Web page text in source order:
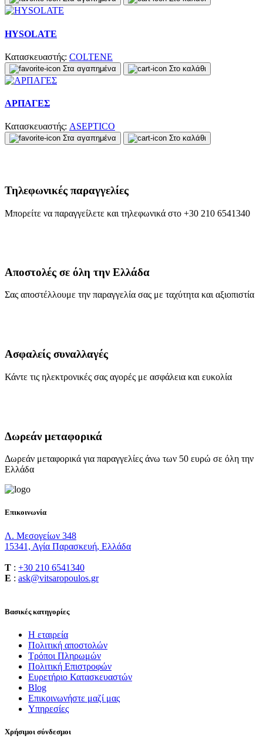
HYSOLATE
Κατασκευαστής: COLTENE
Στα αγαπημένα Στο καλάθι
ΑΡΠΑΓΕΣ
Κατασκευαστής: ASEPTICO
Στα αγαπημένα Στο καλάθι
Τηλεφωνικές παραγγελίες
Μπορείτε να παραγγείλετε και τηλεφωνικά στο +30 210 6541340
Αποστολές σε όλη την Ελλάδα
Σας αποστέλλουμε την παραγγελία σας με ταχύτητα και αξιοπιστία
Ασφαλείς συναλλαγές
Κάντε τις ηλεκτρονικές σας αγορές με ασφάλεια και ευκολία
Δωρεάν μεταφορικά
Δωρεάν μεταφορικά για παραγγελίες άνω των 50 ευρώ σε όλη την
Ελλάδα
Επικοινωνία
Λ. Μεσογείων 348
15341, Αγία Παρασκευή, Ελλάδα
T : +30 210 6541340
E : ask@vitsaropoulos.gr
Βασικές κατηγορίες
Η εταιρεία
Πολιτική αποστολών
Τρόποι Πληρωμών
Πολιτική Επιστροφών
Ευρετήριο Κατασκευαστών
Blog
Επικοινωνήστε μαζί μας
Υπηρεσίες
Χρήσιμοι σύνδεσμοι